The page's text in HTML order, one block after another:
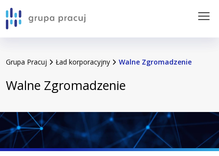
Przejdź do treści serwisu
pracuj.pl
O Grupie
Wyniki Finansowe
Kalendarium
Giełda
Grupa Pracuj Ład korporacyjny Walne Zgromadzenie
Walne Zgromadzenie